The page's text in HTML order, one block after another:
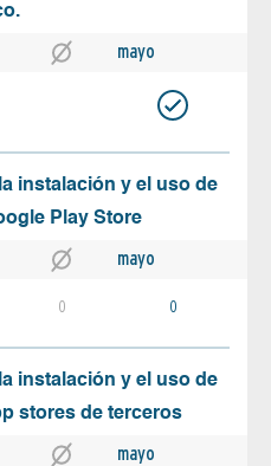
mayo
instalación y el uso de
Play Store
mayo
0 0
instalación y el uso de
stores de terceros
mayo